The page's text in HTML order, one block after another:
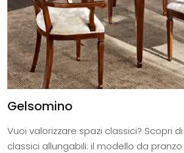
Gelsomino
Vuoi valorizzare spazi classici? Scopri
classici allungabili: il modello da